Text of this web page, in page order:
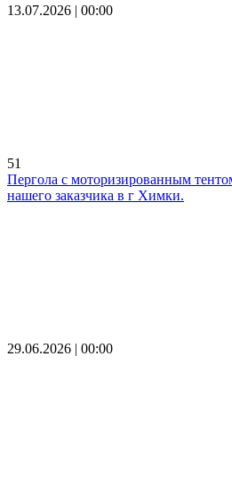
13.07.2026 | 00:00
51
Пергола с моторизированным
нашего заказчика в г Химки.
29.06.2026 | 00:00